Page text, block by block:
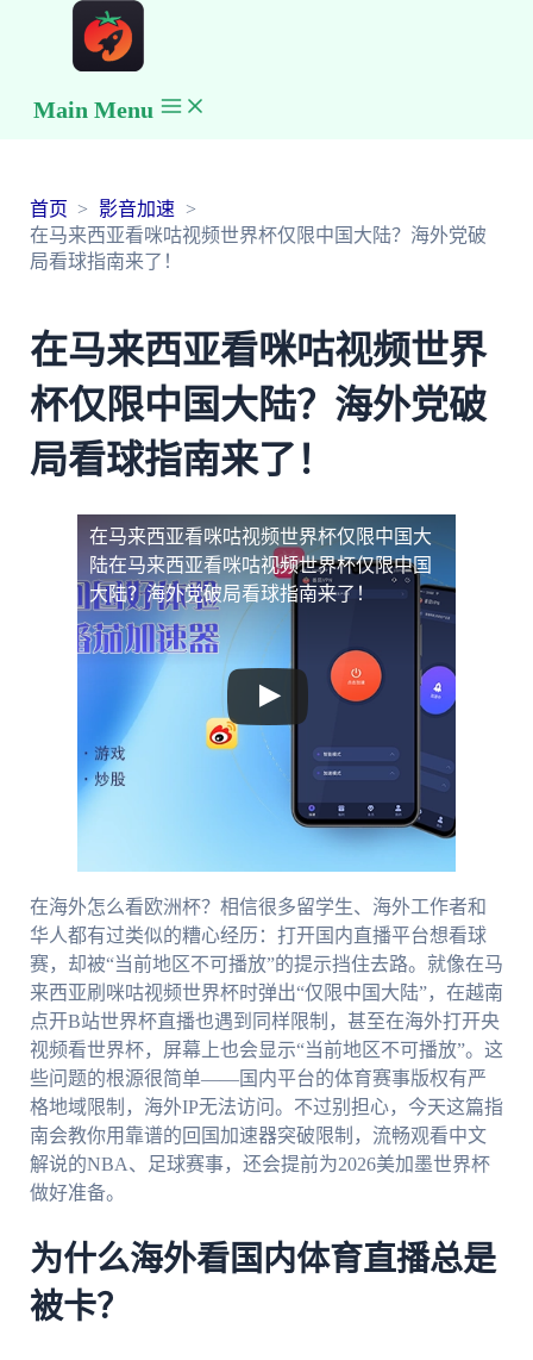
Main Menu
首页
影音加速
在马来西亚看咪咕视频世界杯仅限中国大陆？海外党破
局看球指南来了！
在马来西亚看咪咕视频世界
杯仅限中国大陆？海外党破
局看球指南来了！
在马来西亚看咪咕视频世界杯仅限中国大
陆在马来西亚看咪咕视频世界杯仅限中国
大陆？海外党破局看球指南来了！
在海外怎么看欧洲杯？相信很多留学生、海外工作者和
华人都有过类似的糟心经历：打开国内直播平台想看球
赛，却被“当前地区不可播放”的提示挡住去路。就像在马
来西亚刷咪咕视频世界杯时弹出“仅限中国大陆”，在越南
点开B站世界杯直播也遇到同样限制，甚至在海外打开央
视频看世界杯，屏幕上也会显示“当前地区不可播放”。这
些问题的根源很简单——国内平台的体育赛事版权有严
格地域限制，海外IP无法访问。不过别担心，今天这篇指
南会教你用靠谱的回国加速器突破限制，流畅观看中文
解说的NBA、足球赛事，还会提前为2026美加墨世界杯
做好准备。
为什么海外看国内体育直播总是
被卡？